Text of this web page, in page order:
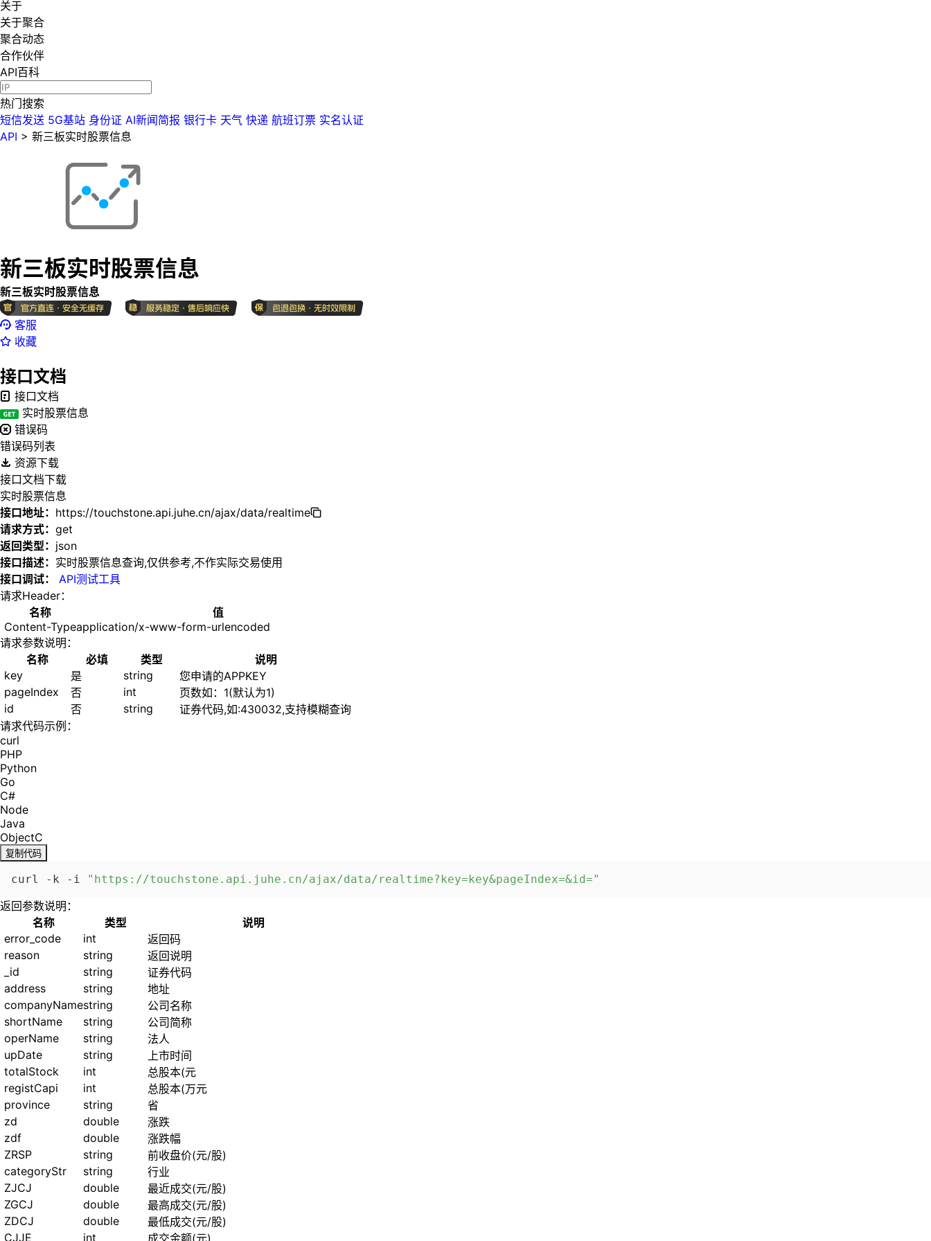
关于
关于聚合
聚合动态
合作伙伴
API百科
热门搜索
短信发送 5G基站 身份证 AI新闻简报 银行卡 天气 快递 航班订票 实名认证
API > 新三板实时股票信息
新三板实时股票信息
新三板实时股票信息
客服
收藏
接口文档
接口文档
实时股票信息
错误码
错误码列表
资源下载
接口文档下载
实时股票信息
接口地址： https://touchstone.api.juhe.cn/ajax/data/realtime
请求方式： get
返回类型： json
接口描述： 实时股票信息查询,仅供参考,不作实际交易使用
接口调试：
API测试工具
请求Header：
名称
值
Content-Typeapplication/x-www-form-urlencoded
请求参数说明：
名称
必填 类型
说明
key
是 string
您申请的APPKEY
pageIndex
否 int
页数如：1(默认为1)
id
否 string
证券代码,如:430032,支持模糊查询
请求代码示例：
curl
PHP
Python
Go
C#
Node
Java
ObjectC
复制代码
curl -k -i "https://touchstone.api.juhe.cn/ajax/data/realtime?key=key&pageIndex=&id="
返回参数说明：
名称
类型
说明
error_code
int
返回码
reason
string
返回说明
_id
string
证券代码
address
string
地址
companyNamestring
公司名称
shortName
string
公司简称
operName
string
法人
upDate
string
上市时间
totalStock
int
总股本(元
registCapi
int
总股本(万元
province
string
省
zd
double
涨跌
zdf
double
涨跌幅
ZRSP
string
前收盘价(元/股)
categoryStr
string
行业
ZJCJ
double
最近成交(元/股)
ZGCJ
double
最高成交(元/股)
ZDCJ
double
最低成交(元/股)
CJJE
int 成交金额(元)